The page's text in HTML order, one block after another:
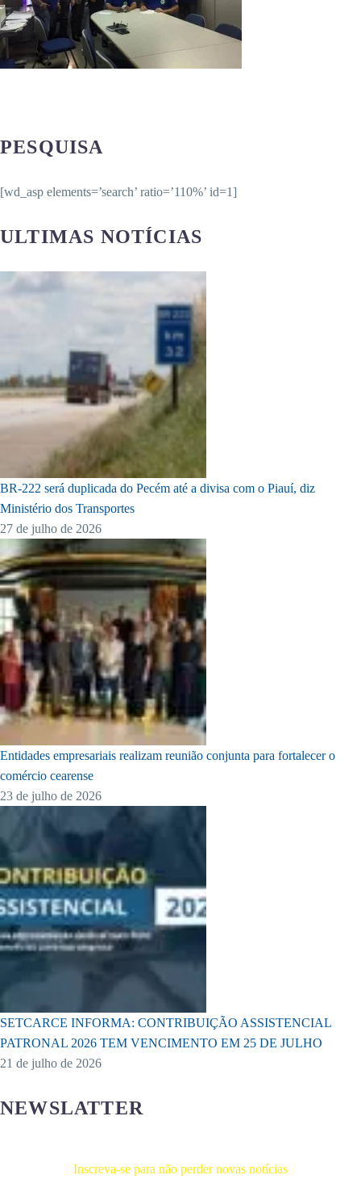
PESQUISA
[wd_asp elements=’search’ ratio=’110%’ id=1]
ULTIMAS NOTÍCIAS
BR-222 será duplicada do Pecém até a divisa com o Piauí, diz
Ministério dos Transportes
27 de julho de 2026
Entidades empresariais realizam reunião conjunta para fortalecer o
comércio cearense
23 de julho de 2026
SETCARCE INFORMA: CONTRIBUIÇÃO ASSISTENCIAL
PATRONAL 2026 TEM VENCIMENTO EM 25 DE JULHO
21 de julho de 2026
NEWSLATTER
Inscreva-se para não perder novas notícias